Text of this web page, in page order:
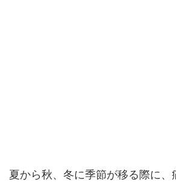
夏から秋、冬に季節が移る際に、